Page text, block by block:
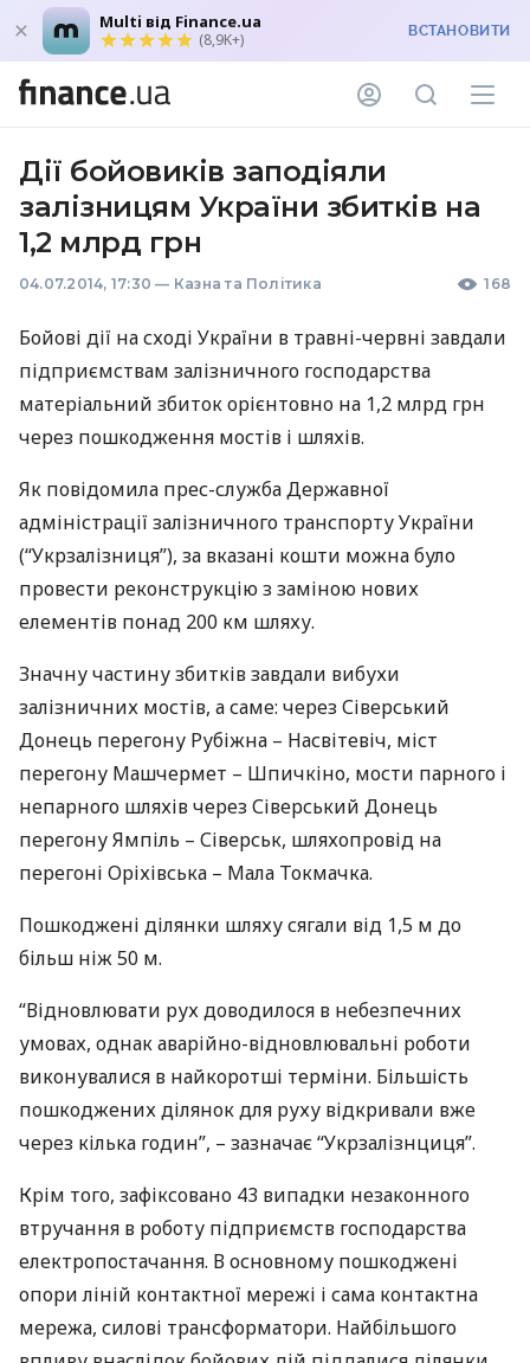
Multi від Finance.ua
(8,9K+) ВСТАНОВИТИ
Дії бойовиків заподіяли
залізницям України збитків на
1,2 млрд грн
04.07.2014, 17:30 — Казна та Політика 168
Бойові дії на сході України в травні-червні завдали
підприємствам залізничного господарства
матеріальний збиток орієнтовно на 1,2 млрд грн
через пошкодження мостів і шляхів.
Як повідомила прес-служба Державної
адміністрації залізничного транспорту України
(“Укрзалізниця”), за вказані кошти можна було
провести реконструкцію з заміною нових
елементів понад 200 км шляху.
Значну частину збитків завдали вибухи
залізничних мостів, а саме: через Сіверський
Донець перегону Рубіжна – Насвітевіч, міст
перегону Машчермет – Шпичкіно, мости парного і
непарного шляхів через Сіверський Донець
перегону Ямпіль – Сіверськ, шляхопровід на
перегоні Оріхівська – Мала Токмачка.
Пошкоджені ділянки шляху сягали від 1,5 м до
більш ніж 50 м.
“Відновлювати рух доводилося в небезпечних
умовах, однак аварійно-відновлювальні роботи
виконувалися в найкоротші терміни. Більшість
пошкоджених ділянок для руху відкривали вже
через кілька годин”, – зазначає “Укрзалізнциця”.
Крім того, зафіксовано 43 випадки незаконного
втручання в роботу підприємств господарства
електропостачання. В основному пошкоджені
опори ліній контактної мережі і сама контактна
мережа, силові трансформатори. Найбільшого